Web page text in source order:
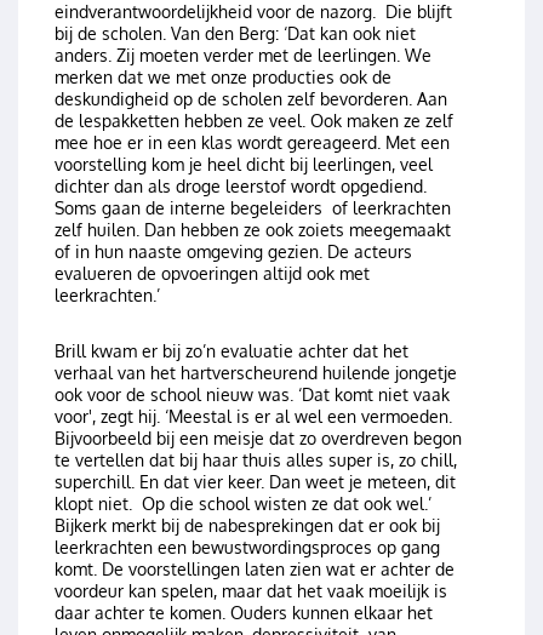
eindverantwoordelijkheid voor de nazorg. Die blijft
bij de scholen. Van den Berg: ‘Dat kan ook niet
anders. Zij moeten verder met de leerlingen. We
merken dat we met onze producties ook de
deskundigheid op de scholen zelf bevorderen. Aan
de lespakketten hebben ze veel. Ook maken ze zelf
mee hoe er in een klas wordt gereageerd. Met een
voorstelling kom je heel dicht bij leerlingen, veel
dichter dan als droge leerstof wordt opgediend.
Soms gaan de interne begeleiders of leerkrachten
zelf huilen. Dan hebben ze ook zoiets meegemaakt
of in hun naaste omgeving gezien. De acteurs
evalueren de opvoeringen altijd ook met
leerkrachten.’
Brill kwam er bij zo’n evaluatie achter dat het
verhaal van het hartverscheurend huilende jongetje
ook voor de school nieuw was. ‘Dat komt niet vaak
voor', zegt hij. ‘Meestal is er al wel een vermoeden.
Bijvoorbeeld bij een meisje dat zo overdreven begon
te vertellen dat bij haar thuis alles super is, zo chill,
superchill. En dat vier keer. Dan weet je meteen, dit
klopt niet. Op die school wisten ze dat ook wel.’
Bijkerk merkt bij de nabesprekingen dat er ook bij
leerkrachten een bewustwordingsproces op gang
komt. De voorstellingen laten zien wat er achter de
voordeur kan spelen, maar dat het vaak moeilijk is
daar achter te komen. Ouders kunnen elkaar het